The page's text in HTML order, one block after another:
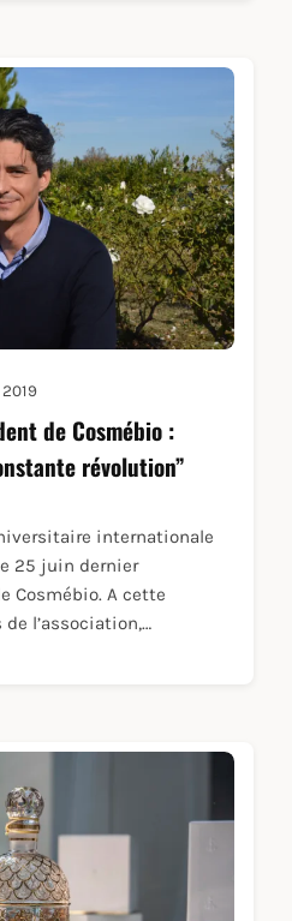
de Cosmébio :
révolution”
internationale
25 juin dernier
Cosmébio. A cette
l’association,…